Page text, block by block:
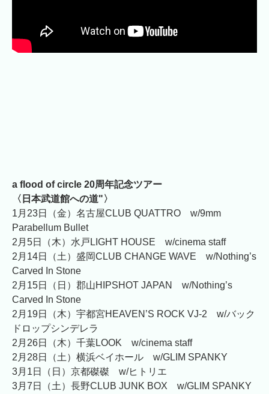
a flood of circle 20周年記念ツアー
〈日本武道館への道"〉
1月23日（金）名古屋CLUB QUATTRO w/9mm
Parabellum Bullet
2月5日（木）水戸LIGHT HOUSE w/cinema staff
2月14日（土）盛岡CLUB CHANGE WAVE w/Nothing’s
Carved In Stone
2月15日（日）郡山HIPSHOT JAPAN w/Nothing’s
Carved In Stone
2月19日（木）宇都宮HEAVEN’S ROCK VJ-2 w/バック
ドロップシンデレラ
2月26日（木）千葉LOOK w/cinema staff
2月28日（土）横浜ベイホール w/GLIM SPANKY
3月1日（日）京都磔磔 w/ヒトリエ
3月7日（土）長野CLUB JUNK BOX w/GLIM SPANKY